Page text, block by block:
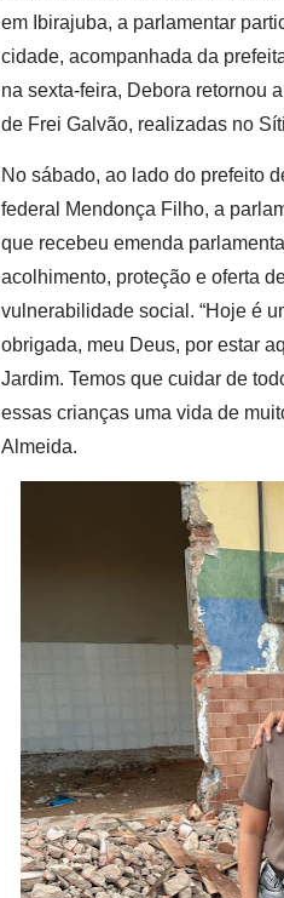
em Ibirajuba, a parlamentar
cidade, acompanhada da
na sexta-feira, Debora retornou
de Frei Galvão, realizadas no
No sábado, ao lado do prefeito
federal Mendonça Filho, a
que recebeu emenda
acolhimento, proteção e oferta
vulnerabilidade social. “Hoje é
obrigada, meu Deus, por estar
Jardim. Temos que cuidar de
essas crianças uma vida de
Almeida.